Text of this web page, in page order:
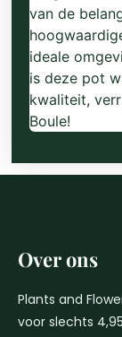
van de
ideale
is deze pot
kwaliteit,
Boule!
Over ons
Plants and
voor slechts